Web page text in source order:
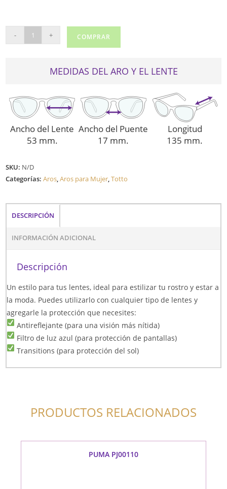
555
- + COMPRAR
MEDIDAS DEL ARO Y EL LENTE
Ancho del Lente
53 mm.
Ancho del Puente
17 mm.
Longitud
135 mm.
SKU: N/D
Categorías:Aros,Aros para Mujer,Totto
DESCRIPCIÓN
INFORMACIÓN ADICIONAL
Descripción
Un estilo para tus lentes, ideal para estilizar tu rostro y estar a
la moda. Puedes utilizarlo con cualquier tipo de lentes y
agregarle la protección que necesites:
Antireflejante (para una visión más nítida)
Filtro de luz azul (para protección de pantallas)
Transitions (para protección del sol)
PRODUCTOS RELACIONADOS
PUMA PJ00110